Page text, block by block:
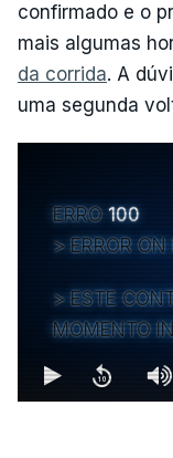
confirmado e o
mais algumas
da corrida. A
uma segunda
ERRO 100
ERROR
ESTE
MOMENTO